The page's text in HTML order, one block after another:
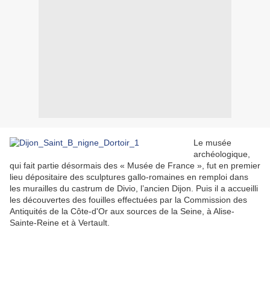
Le musée
archéologique,
qui fait partie désormais des « Musée de France », fut en premier
lieu dépositaire des sculptures gallo-romaines en remploi dans
les murailles du castrum de Divio, l’ancien Dijon. Puis il a accueilli
les découvertes des fouilles effectuées par la Commission des
Antiquités de la Côte-d'Or aux sources de la Seine, à Alise-
Sainte-Reine et à Vertault.